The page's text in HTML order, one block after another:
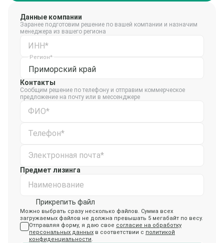
Данные компании
Заранее подготовим решение по вашей компании и назначим
менеджера из вашего региона
ИНН*
Приморский край
Регион*
Контакты
Сообщим решение по телефону и отправим коммерческое
предложение на почту или в мессенджере
ФИО*
Телефон*
Электронная почта*
Предмет лизинга
Наименование
Прикрепить файл
Можно выбрать сразу несколько файлов. Сумма всех
загружаемых файлов не должна превышать 5 мегабайт по весу.
Отправляя форму, я даю свое согласие на обработку
персональных данных в соответствии с политикой
конфиденциальности.